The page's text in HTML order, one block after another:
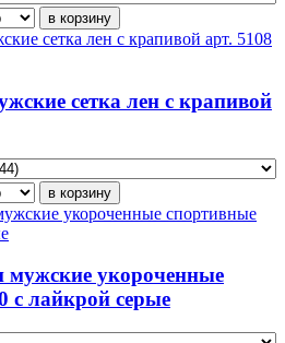
сетка лен с крапивой
мужские укороченные
с лайкрой серые